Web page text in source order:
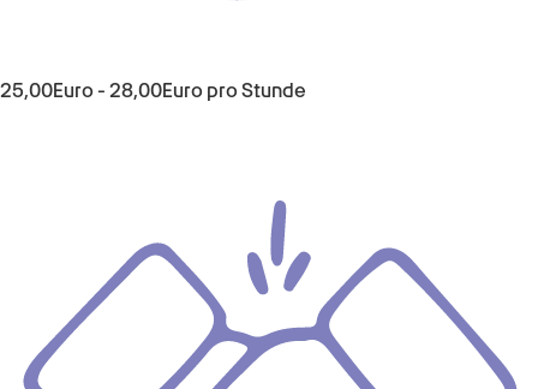
25,00Euro- 28,00Euro pro Stunde